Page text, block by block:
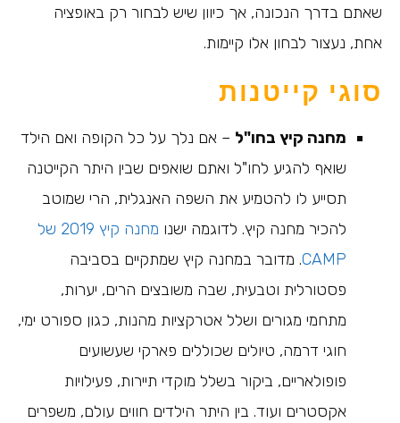
שאתם בדרך הנכונה, אך כיוון שיש לבחור רק באופציה
אחת, נעצור לבחון אלו קיימות.
סוגי קייטנות
מחנה קיץ בחו"ל – אם נלך על כל הקופה ואם הילד
שואף להגיע לחו"ל ואתם שואפים שבין היתר הקייטנה
תסייע לו להטמיע את השפה האנגלית, הרי שמוטב
להכיר מחנה קיץ. לדוגמה ישנו
מחנה קיץ 2019 של
CAMP. מדובר במחנה קיץ שמתקיים בסביבה
פסטורלית וטבעית, שבה משובצים הרים, יערות,
מתחמי מגורים ושלל אטרקציות מהנות, כגון ספורט ימי,
חוגי דרמה, טיולים שכוללים פארקי שעשועים
פופולאריים, ביקור בשלל מוקדי תיירות, פעילויות
אקסטרים ועוד. בין היתר הילדים חווים עולם, משפרים